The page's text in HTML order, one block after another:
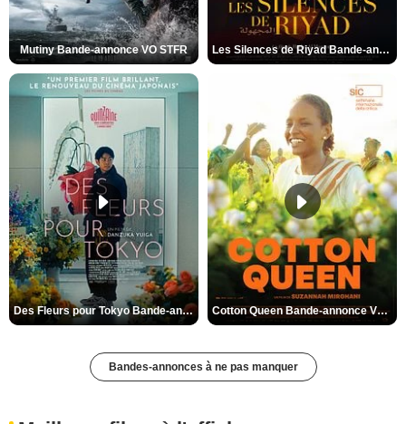
Mutiny Bande-annonce VO STFR Les Silences de Riyad Bande-annonce VO STFR
Des Fleurs pour Tokyo Bande-annonce VO STFR Cotton Queen Bande-annonce VO STFR
Bandes-annonces à ne pas manquer